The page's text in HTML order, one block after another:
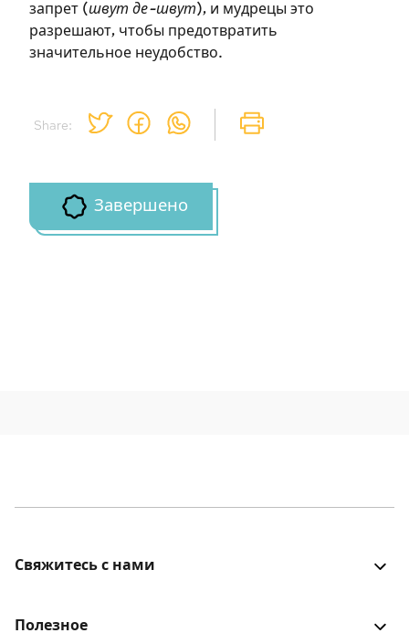
Share:
запрет (швут де-швут), и мудрецы это
разрешают, чтобы предотвратить
значительное неудобство.
Завершено
Свяжитесь с нами
идеи для улучшения? Будем рады услышать!
Полезное